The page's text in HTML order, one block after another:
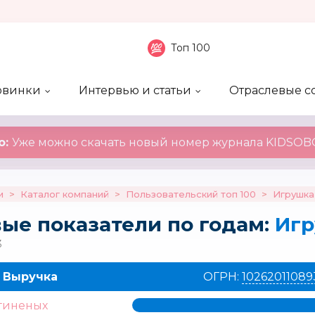
Топ 100
Интервью и статьи
Отраслевые
Уже можно скачать новый номер журнала
> Каталог компаний > Пользовательский топ 100 > Игрушка
показатели по годам:
Выручка ОГРН: